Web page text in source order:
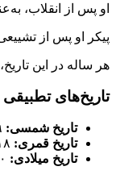
او پس از انقلاب،
پیکر او پس از
هر ساله در این
تاریخ‌های
تاریخ شمسی:
تاریخ قمری:
تاریخ میلادی: